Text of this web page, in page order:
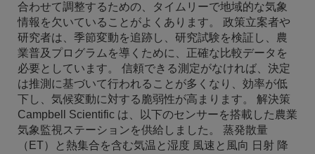
合わせて調整するための、タイムリーで地域的な気象
情報を欠いていることがよくあります。 政策立案者や
研究者は、季節変動を追跡し、研究試験を検証し、農
業普及プログラムを導くために、正確な比較データを
必要としています。 信頼できる測定がなければ、決定
は推測に基づいて行われることが多くなり、効率が低
下し、気候変動に対する脆弱性が高まります。 解決策
Campbell Scientific は、以下のセンサーを搭載した農業
気象監視ステーションを供給しました。 蒸発散量
（ET）と熱集合を含む気温と湿度 風速と風向 日射 降